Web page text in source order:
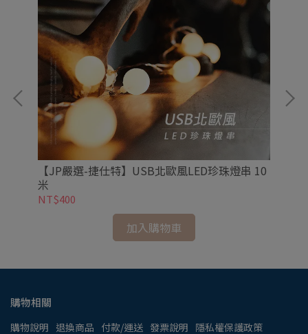
【JP嚴選-捷仕特】USB北歐風LED珍珠燈串 10
米
NT$400
加入購物車
購物相關
購物說明 退換商品 付款/運送 發票說明 隱私權保護政策